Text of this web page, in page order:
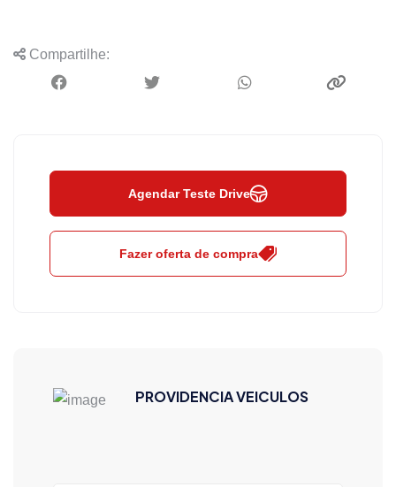
Compartilhe:
Agendar Teste Drive
Fazer oferta de compra
PROVIDENCIA VEICULOS